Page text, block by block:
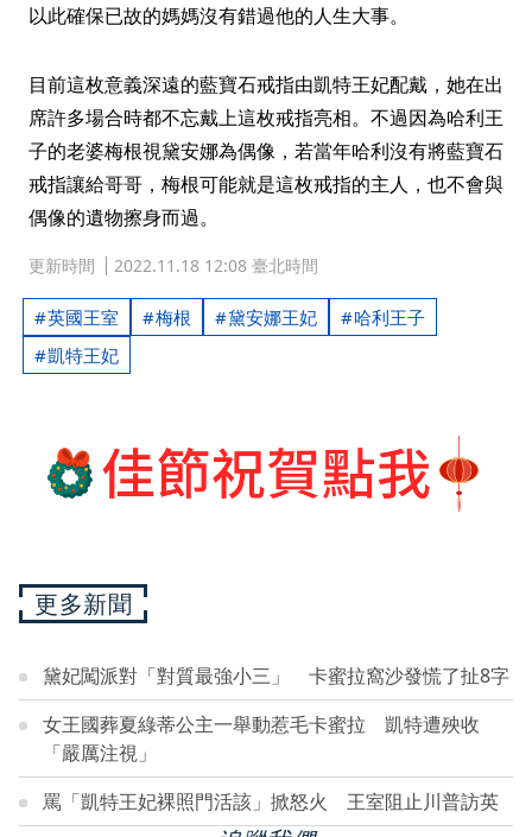
以此確保已故的媽媽沒有錯過他的人生大事。
目前這枚意義深遠的藍寶石戒指由凱特王妃配戴，她在出
席許多場合時都不忘戴上這枚戒指亮相。不過因為哈利王
子的老婆梅根視黛安娜為偶像，若當年哈利沒有將藍寶石
戒指讓給哥哥，梅根可能就是這枚戒指的主人，也不會與
偶像的遺物擦身而過。
更新時間 2022.11.18 12:08 臺北時間
英國王室 梅根 黛安娜王妃
哈利王子
凱特王妃
更多新聞
黛妃闖派對「對質最強小三」 卡蜜拉窩沙發慌了扯8字
女王國葬夏綠蒂公主一舉動惹毛卡蜜拉 凱特遭殃收
「嚴厲注視」
罵「凱特王妃裸照門活該」掀怒火 王室阻止川普訪英